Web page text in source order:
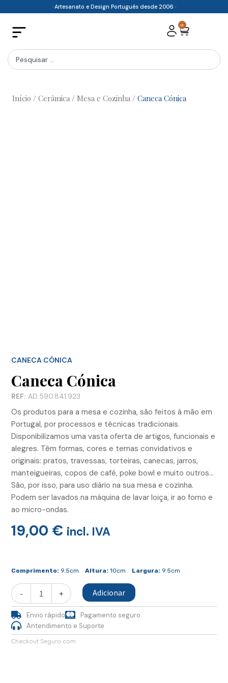
content
· Artesanato e Design Português desde 2006 ·
0
Cart
Search
...
Início / Cerâmica / Mesa e Cozinha / Caneca Cónica
CANECA CÓNICA
Caneca Cónica
REF: AD.590.841.923
Os produtos para a mesa e cozinha, são feitos à mão em
Portugal, por processos e técnicas tradicionais.
Disponibilizamos uma vasta oferta de artigos, funcionais e
alegres. Têm formas, cores e temas convidativos e
originais: pratos, travessas, torteiras, canecas, jarros,
manteigueiras, copos de café, poke bowl e muito outros…
São, por isso, para uso diário na sua mesa e cozinha.
Podem ser lavados na máquina de lavar loiça, ir ao forno e
ao micro-ondas.
19,00 € incl. IVA
Comprimento: 9.5cm Altura: 10cm Largura: 9.5cm
-
Caneca
Cónica
+ Adicionar
Envio rápido
Pagamento seguro
Antendimento e Suporte
Checkout Seguro com